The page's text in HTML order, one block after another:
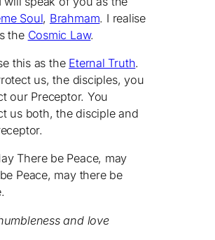
Soul, Brahmam. I realise
the Cosmic Law.
this as the Eternal Truth.
us, the disciples, you
our Preceptor. You
us both, the disciple and
There be Peace, may
Peace, may there be
and love